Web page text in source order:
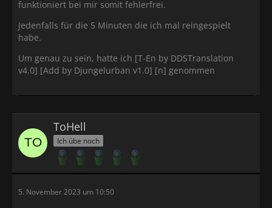
funktioniert bei mir somit fehlerfrei.
Jedenfalls für die 5 Minuten die ich mal reingespielt
habe.
Um genau zu sein, hatte ich [T-En by DDSTranslation
v4.0] [Add by Djungelurban v1.0] [n] genommen
ToHell
Ich übe noch
5. November 2023 um 10:50